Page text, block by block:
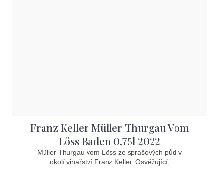
Franz Keller Müller Thurgau Vom
Löss Baden 0,75l 2022
Müller Thurgau vom Löss ze sprašových půd v
okolí vinařství Franz Keller. Osvěžující,